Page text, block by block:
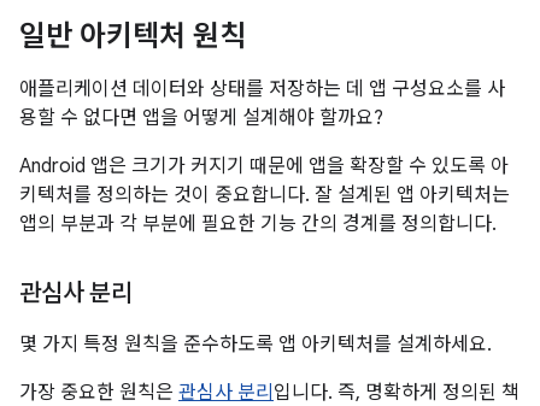
일반 아키텍처 원칙
애플리케이션 데이터와 상태를 저장하는 데 앱 구성요소를 사
용할 수 없다면 앱을 어떻게 설계해야 할까요?
Android 앱은 크기가 커지기 때문에 앱을 확장할 수 있도록 아
키텍처를 정의하는 것이 중요합니다. 잘 설계된 앱 아키텍처는
앱의 부분과 각 부분에 필요한 기능 간의 경계를 정의합니다.
관심사 분리
몇 가지 특정 원칙을 준수하도록 앱 아키텍처를 설계하세요.
가장 중요한 원칙은 관심사 분리 입니다. 즉, 명확하게 정의된 책